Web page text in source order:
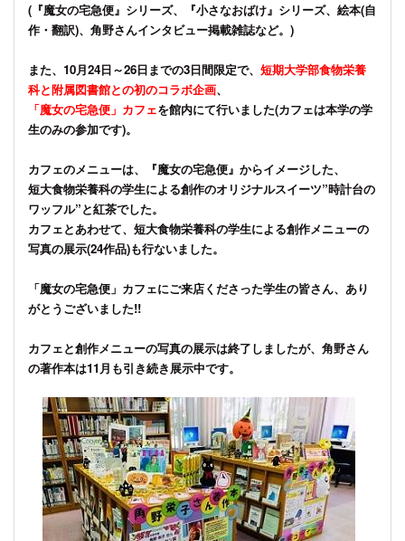
(『魔女の宅急便』シリーズ、『小さなおばけ』シリーズ、絵本(自
作・翻訳)、角野さんインタビュー掲載雑誌など。)
また、10月24日～26日までの3日間限定で、 短期大学部食物栄養
科と附属図書館との初のコラボ企画、
「魔女の宅急便」カフェを館内にて行いました(カフェは本学の学
生のみの参加です)。
カフェのメニューは、『魔女の宅急便』からイメージした、
短大食物栄養科の学生による創作のオリジナルスイーツ”時計台の
ワッフル”と紅茶でした。
カフェとあわせて、短大食物栄養科の学生による創作メニューの
写真の展示(24作品)も行ないました。
「魔女の宅急便」カフェにご来店くださった学生の皆さん、あり
がとうございました!!
カフェと創作メニューの写真の展示は終了しましたが、角野さん
の著作本は11月も引き続き展示中です。